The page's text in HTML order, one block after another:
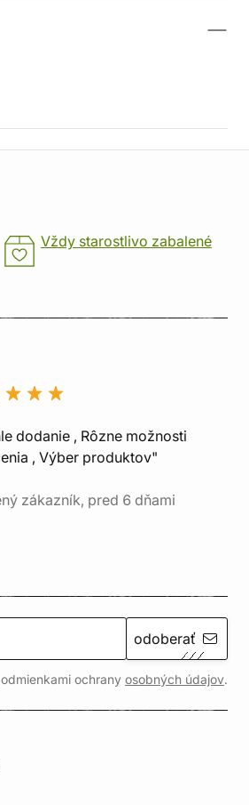
Vždy starostlivo zabalené
dodanie , Rôzne možnosti
, Výber produktov"
zákazník, pred 6 dňami
odoberať
ochrany osobných údajov.